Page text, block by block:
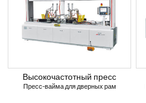
Высокочастотный пресс
Пресс-вайма для дверных рам